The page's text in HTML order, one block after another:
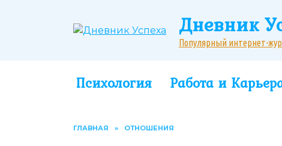
Дневник
Популярный интернет-
Психология Работа и
ГЛАВНАЯ » ОТНОШЕНИЯ